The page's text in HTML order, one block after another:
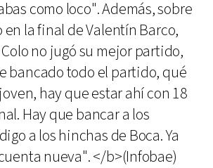
como loco". Además, sobre
la final de Valentín Barco,
no jugó su mejor partido,
bancado todo el partido, qué
hay que estar ahí con 18
Hay que bancar a los
a los hinchas de Boca. Ya
nueva". </b>(Infobae)